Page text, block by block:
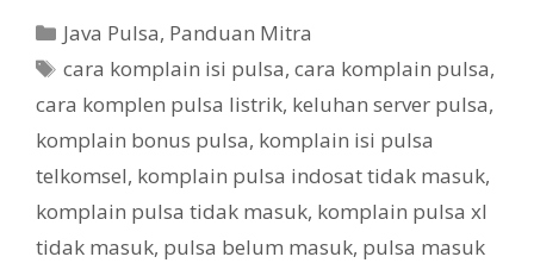
e
b
o
o
k
itt
er
K
a
e
g
o
r
i
Java Pulsa, Panduan Mitra
T
a
cara komplain isi pulsa,cara komplain pulsa,
cara komplen pulsa listrik, keluhan server pulsa,
komplain bonus pulsa, komplain isi pulsa
telkomsel, komplain pulsa indosat tidak masuk,
komplain pulsa tidak masuk, komplain pulsa xl
tidak masuk, pulsa belum masuk, pulsa masuk